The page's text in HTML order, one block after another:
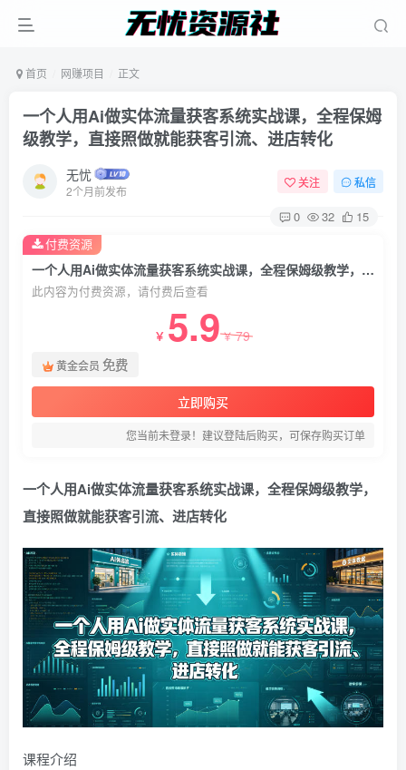
首页 网赚项目 正文
一个人用Ai做实体流量获客系统实战课，全程保姆
级教学，直接照做就能获客引流、进店转化
无忧
2个月前发布
关注 私信
0 32 15
一个人用Ai做实体流量获客系统实战课，全程保姆级教学，直接照做就能获客引流、进店转化
此内容为付费资源，请付费后查看
￥ 5.9￥79
黄金会员 免费
立即购买
您当前未登录！建议登陆后购买，可保存购买订单
付费资源
一个人用Ai做实体流量获客系统实战课，全程保姆级教学，
直接照做就能获客引流、进店转化
课程介绍